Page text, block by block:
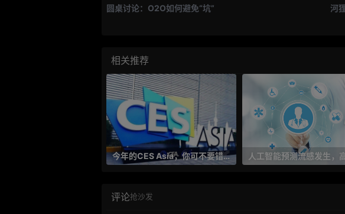
圆桌讨论：O2O如何避免“坑”
河
相关推荐
今年的CES Asia，你可不要错过这些自动驾驶看点
评论抢沙发